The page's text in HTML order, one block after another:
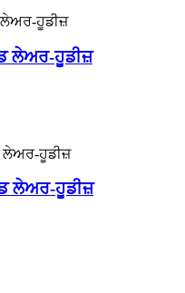
ਲੇਅਰ-ਹੂਡੀਜ਼
ਲੇਅਰ-ਹੂਡੀਜ਼